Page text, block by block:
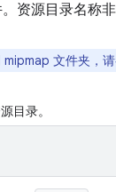
资源目录名称
mipmap 文件夹，
目录。